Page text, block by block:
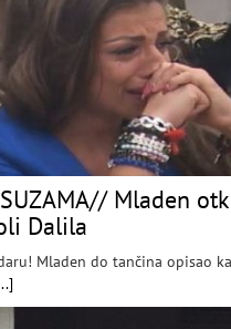
SUZAMA// Mladen
Dalila
Mladen do tančina opisao